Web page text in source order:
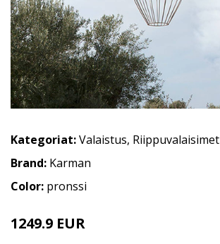
Kategoriat:Valaistus, Riippuvalaisimet
Brand: Karman
Color: pronssi
1249.9 EUR